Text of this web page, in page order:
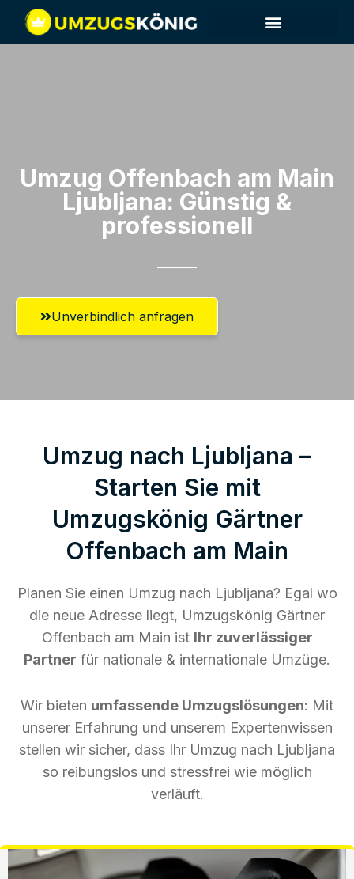
Umzug Offenbach am Main​
Ljubljana: Günstig &
professionell​
Unverbindlich anfragen
Umzug nach Ljubljana –
Starten Sie mit
Umzugskönig Gärtner
Offenbach am Main
Planen Sie einen Umzug nach Ljubljana? Egal wo
die neue Adresse liegt, Umzugskönig Gärtner
Offenbach am Main ist Ihr zuverlässiger
Partner für nationale & internationale Umzüge.
Wir bieten umfassende Umzugslösungen: Mit
unserer Erfahrung und unserem Expertenwissen
stellen wir sicher, dass Ihr Umzug nach Ljubljana
so reibungslos und stressfrei wie möglich
verläuft.